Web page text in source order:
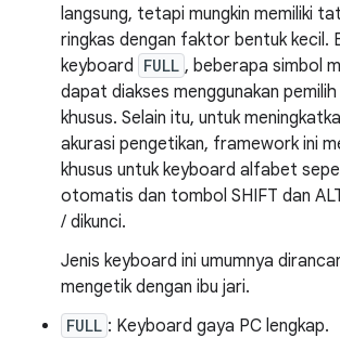
langsung, tetapi mungkin memiliki
ringkas dengan faktor bentuk kecil.
keyboard FULL , beberapa simbol
dapat diakses menggunakan
khusus. Selain itu, untuk
akurasi pengetikan, framework ini
khusus untuk keyboard alfabet
otomatis dan tombol SHIFT dan
/ dikunci.
Jenis keyboard ini umumnya
mengetik dengan ibu jari.
FULL : Keyboard gaya PC lengkap.